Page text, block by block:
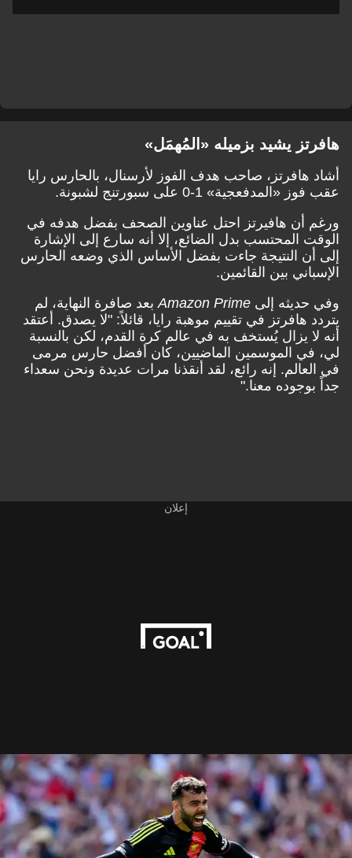
هافرتز يشيد بزميله «المُهمَل»
أشاد هافرتز، صاحب هدف الفوز لأرسنال، بالحارس رايا
عقب فوز «المدفعجية» 1-0 على سبورتنج لشبونة.
ورغم أن هافيرتز احتل عناوين الصحف بفضل هدفه في
الوقت المحتسب بدل الضائع، إلا أنه سارع إلى الإشارة
إلى أن النتيجة جاءت بفضل الأساس الذي وضعه الحارس
الإسباني بين القائمين.
وفي حديثه إلى Amazon Prime بعد صافرة النهاية، لم
يتردد هافرتز في تقييم موهبة رايا، قائلاً: "لا يصدق. أعتقد
أنه لا يزال يُستخف به في عالم كرة القدم، لكن بالنسبة
لي، في الموسمين الماضيين، كان أفضل حارس مرمى
في العالم. إنه رائع، لقد أنقذنا مرات عديدة ونحن سعداء
جداً بوجوده معنا."
إعلان